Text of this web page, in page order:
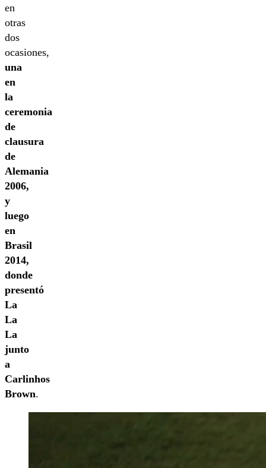
en
otras
dos
ocasiones,
una
en
la
ceremonia
de
clausura
de
Alemania
2006,
y
luego
en
Brasil
2014,
donde
presentó
La
La
La
junto
a
Carlinhos
Brown.